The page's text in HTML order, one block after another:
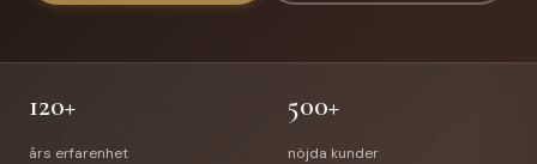
120+
års erfarenhet
500+
nöjda kunder